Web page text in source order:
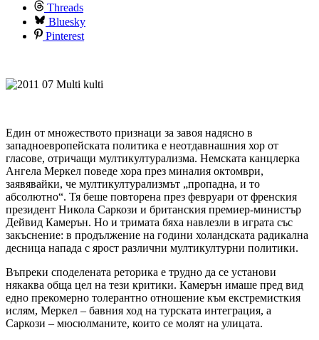
Threads
Bluesky
Pinterest
Един от множеството признаци за завоя надясно в
западноевропейската политика е неотдавнашния хор от
гласове, отричащи мултикултурализма. Немската канцлерка
Ангела Меркел поведе хора през миналия октомври,
заявявайки, че мултикултурализмът „пропадна, и то
абсолютно“. Тя беше повторена през февруари от френския
президент Никола Саркози и британския премиер-министър
Дейвид Камерън. Но и тримата бяха навлезли в играта със
закъснение: в продължение на години холандската радикална
десница напада с ярост различни мултикултурни политики.
Въпреки споделената реторика е трудно да се установи
някаква обща цел на тези критики. Камерън имаше пред вид
едно прекомерно толерантно отношение към екстремисткия
ислям, Меркел – бавния ход на турската интеграция, а
Саркози – мюсюлманите, които се молят на улицата.